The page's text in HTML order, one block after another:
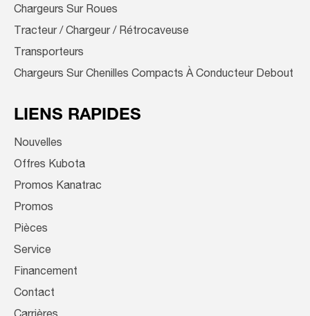
Chargeurs Sur Roues
Tracteur / Chargeur / Rétrocaveuse
Transporteurs
Chargeurs Sur Chenilles Compacts À Conducteur Debout
LIENS RAPIDES
Nouvelles
Offres Kubota
Promos Kanatrac
Promos
Pièces
Service
Financement
Contact